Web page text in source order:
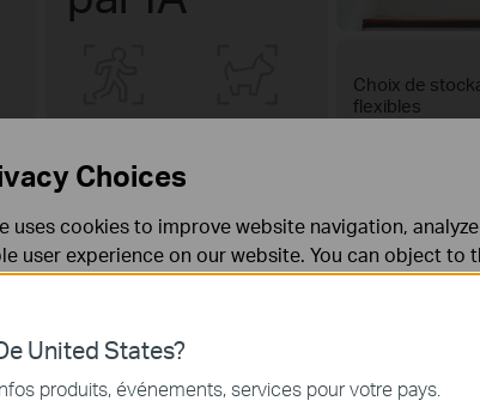
véhicules
bébés qui
pleurent
Choix de
flexibles
United States?
produits, événements, services pour votre pays.
Choices
uses cookies to improve website navigation,
user experience on our website. You can object to
more information in ourprivacy policy.Don’t show
sont nécessaires au fonctionnement du site Web et